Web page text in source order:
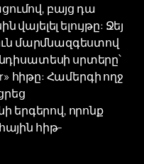
բայց դա
ելույթը: Ջեյ
մարմնազգեստով
սրտերը՝
հիթը: Համերգի ողջ
երգերով, որոնք
հիթ-